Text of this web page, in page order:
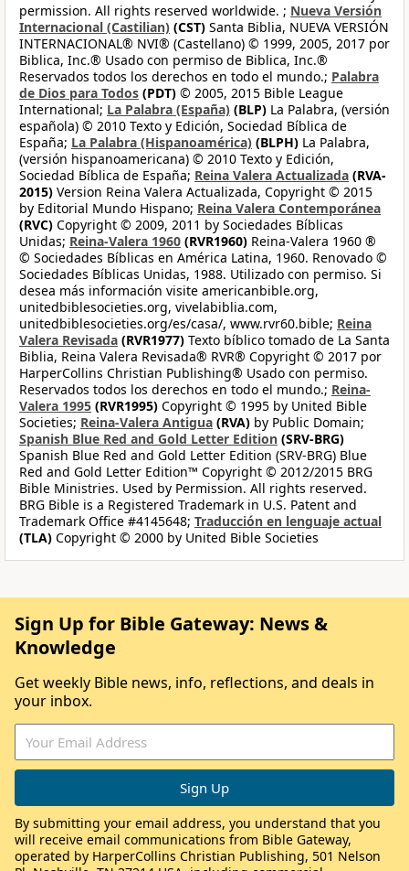
permission. All rights reserved worldwide. ; Nueva Versión
Internacional (Castilian) (CST) Santa Biblia, NUEVA VERSIÓN
INTERNACIONAL® NVI® (Castellano) © 1999, 2005, 2017 por
Biblica, Inc.® Usado con permiso de Biblica, Inc.®
Reservados todos los derechos en todo el mundo.; Palabra
de Dios para Todos (PDT) © 2005, 2015 Bible League
International; La Palabra (España) (BLP) La Palabra, (versión
española) © 2010 Texto y Edición, Sociedad Bíblica de
España; La Palabra (Hispanoamérica) (BLPH) La Palabra,
(versión hispanoamericana) © 2010 Texto y Edición,
Sociedad Bíblica de España; Reina Valera Actualizada (RVA-
2015) Version Reina Valera Actualizada, Copyright © 2015
by Editorial Mundo Hispano; Reina Valera Contemporánea
(RVC) Copyright © 2009, 2011 by Sociedades Bíblicas
Unidas; Reina-Valera 1960 (RVR1960) Reina-Valera 1960 ®
© Sociedades Bíblicas en América Latina, 1960. Renovado ©
Sociedades Bíblicas Unidas, 1988. Utilizado con permiso. Si
desea más información visite americanbible.org,
unitedbiblesocieties.org, vivelabiblia.com,
unitedbiblesocieties.org/es/casa/, www.rvr60.bible; Reina
Valera Revisada (RVR1977) Texto bíblico tomado de La Santa
Biblia, Reina Valera Revisada® RVR® Copyright © 2017 por
HarperCollins Christian Publishing® Usado con permiso.
Reservados todos los derechos en todo el mundo.; Reina-
Valera 1995 (RVR1995) Copyright © 1995 by United Bible
Societies; Reina-Valera Antigua (RVA) by Public Domain;
Spanish Blue Red and Gold Letter Edition (SRV-BRG)
Spanish Blue Red and Gold Letter Edition (SRV-BRG) Blue
Red and Gold Letter Edition™ Copyright © 2012/2015 BRG
Bible Ministries. Used by Permission. All rights reserved.
BRG Bible is a Registered Trademark in U.S. Patent and
Trademark Office #4145648; Traducción en lenguaje actual
(TLA) Copyright © 2000 by United Bible Societies
Sign Up for Bible Gateway: News &
Knowledge
Get weekly Bible news, info, reflections, and deals in
your inbox.
By submitting your email address, you understand that you
will receive email communications from Bible Gateway,
operated by HarperCollins Christian Publishing, 501 Nelson